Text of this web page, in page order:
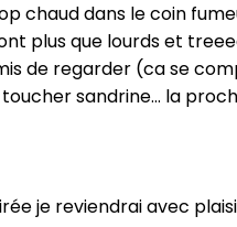
chaud dans le coin
plus que lourds et
de regarder (ca se
sandrine... la
je reviendrai avec